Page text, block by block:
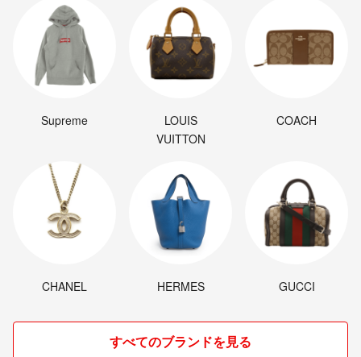
Supreme
LOUIS
VUITTON
COACH
CHANEL HERMES GUCCI
すべてのブランドを見る